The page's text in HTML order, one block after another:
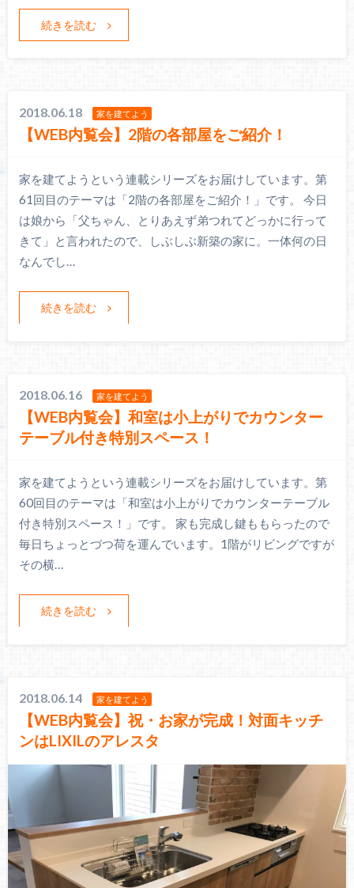
続きを読む
2018.06.18 家を建てよう
【WEB内覧会】2階の各部屋をご紹介！
家を建てようという連載シリーズをお届けしています。第
61回目のテーマは「2階の各部屋をご紹介！」です。 今日
は娘から「父ちゃん、とりあえず弟つれてどっかに行って
きて」と言われたので、しぶしぶ新築の家に。一体何の日
なんでし…
続きを読む
2018.06.16 家を建てよう
【WEB内覧会】和室は小上がりでカウンター
テーブル付き特別スペース！
家を建てようという連載シリーズをお届けしています。第
60回目のテーマは「和室は小上がりでカウンターテーブル
付き特別スペース！」です。 家も完成し鍵ももらったので
毎日ちょっとづつ荷を運んでいます。1階がリビングですが
その横…
続きを読む
2018.06.14 家を建てよう
【WEB内覧会】祝・お家が完成！対面キッチ
ンはLIXILのアレスタ